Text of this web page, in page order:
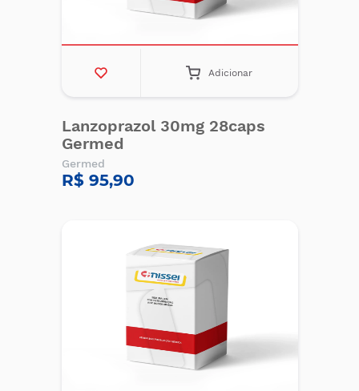
Adicionar
Lanzoprazol 30mg 28caps
Germed
Germed
R$ 95,90